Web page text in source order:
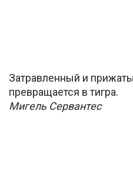
Затравленный и
превращается в тигра.
Мигель Сервантес